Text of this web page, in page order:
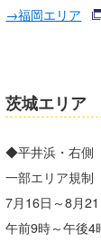
→福岡エリア
茨城エリア
◆平井浜・右側
一部エリア規制
7月16日～8月21
午前9時～午後4
ライター/寄稿メ
mitsuteru
Yasunari
Yoshiyuki
Colors
WAVAL
波伝説アン
福島寿実子
中浦
嵯峨明日
波伝説スタ
☆加藤
波伝説